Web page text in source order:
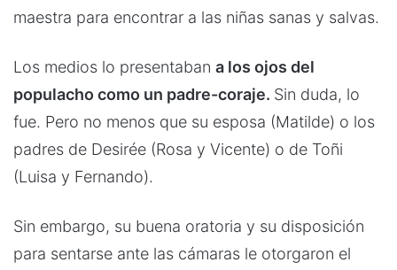
maestra para encontrar a las niñas sanas y salvas.
Los medios lo presentaban a los ojos del
populacho como un padre-coraje. Sin duda, lo
fue. Pero no menos que su esposa (Matilde) o los
padres de Desirée (Rosa y Vicente) o de Toñi
(Luisa y Fernando).
Sin embargo, su buena oratoria y su disposición
para sentarse ante las cámaras le otorgaron el